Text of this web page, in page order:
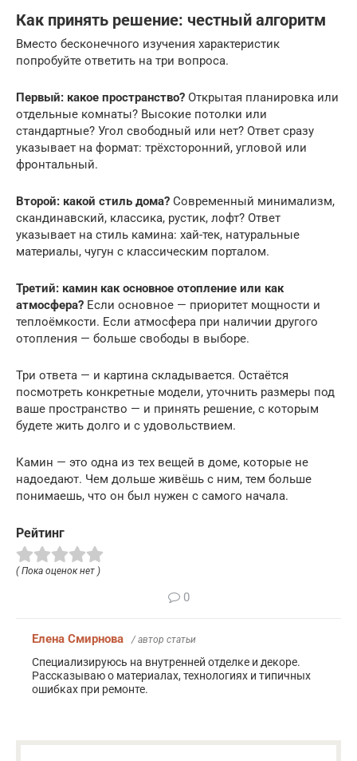
Как принять решение: честный алгоритм
Вместо бесконечного изучения характеристик
попробуйте ответить на три вопроса.
Первый: какое пространство? Открытая планировка или
отдельные комнаты? Высокие потолки или
стандартные? Угол свободный или нет? Ответ сразу
указывает на формат: трёхсторонний, угловой или
фронтальный.
Второй: какой стиль дома? Современный минимализм,
скандинавский, классика, рустик, лофт? Ответ
указывает на стиль камина: хай-тек, натуральные
материалы, чугун с классическим порталом.
Третий: камин как основное отопление или как
атмосфера? Если основное — приоритет мощности и
теплоёмкости. Если атмосфера при наличии другого
отопления — больше свободы в выборе.
Три ответа — и картина складывается. Остаётся
посмотреть конкретные модели, уточнить размеры под
ваше пространство — и принять решение, с которым
будете жить долго и с удовольствием.
Камин — это одна из тех вещей в доме, которые не
надоедают. Чем дольше живёшь с ним, тем больше
понимаешь, что он был нужен с самого начала.
Рейтинг
( Пока оценок нет )
0
Елена Смирнова / автор статьи
Специализируюсь на внутренней отделке и декоре.
Рассказываю о материалах, технологиях и типичных
ошибках при ремонте.